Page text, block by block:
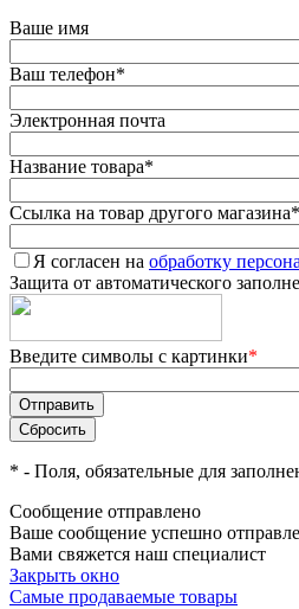
Ваше имя
Ваш телефон*
Электронная почта
Название товара*
Ссылка на товар другого магазина*
Я согласен на обработку
Защита от автоматического
Введите символы с картинки*
* - Поля, обязательные для
Сообщение отправлено
Ваше сообщение успешно
Вами свяжется наш специалист
Закрыть окно
Самые продаваемые товары